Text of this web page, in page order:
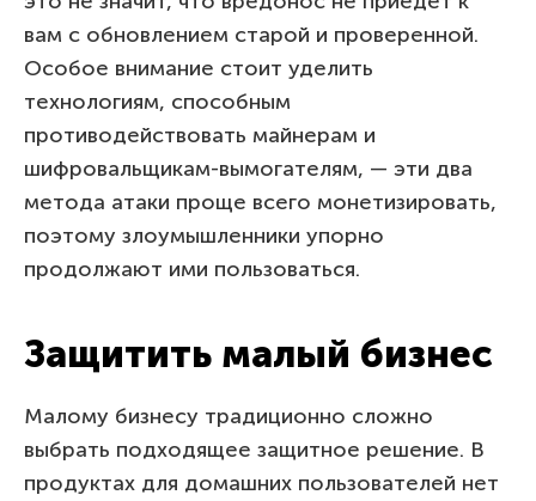
вам с обновлением старой и проверенной.
Особое внимание стоит уделить
технологиям, способным
противодействовать майнерам и
шифровальщикам-вымогателям, — эти два
метода атаки проще всего монетизировать,
поэтому злоумышленники упорно
продолжают ими пользоваться.
Защитить малый бизнес
Малому бизнесу традиционно сложно
выбрать подходящее защитное решение. В
продуктах для домашних пользователей нет